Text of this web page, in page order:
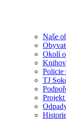
Naše
Okolí
Policie
TJ